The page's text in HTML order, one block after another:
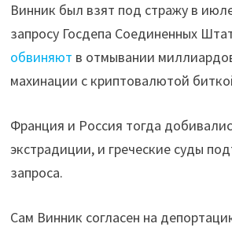
Винник был взят под стражу в
запросу Госдепа Соединенных
обвиняют в отмывании
махинации с криптовалютой
Франция и Россия тогда
экстрадиции, и греческие суды
запроса.
Сам Винник согласен на